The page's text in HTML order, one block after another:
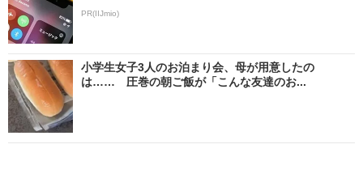
PR(IIJmio)
小学生女子3人のお泊まり会、母が用意したの
は…… 圧巻の朝ご飯が「こんな友達のお...